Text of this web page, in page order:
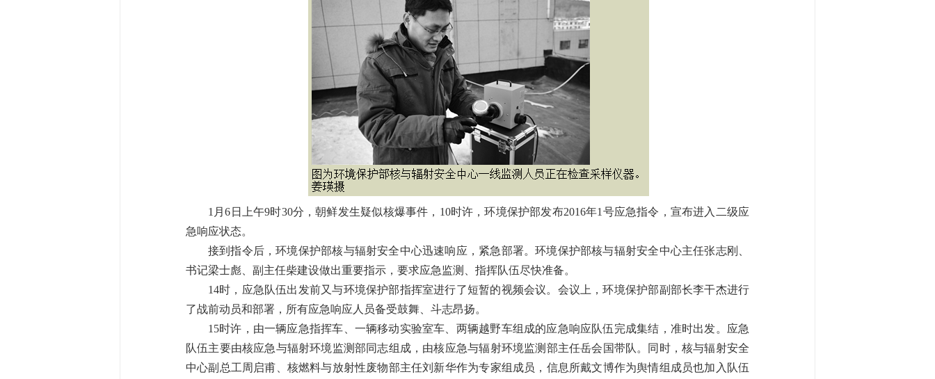
1月6日上午9时30分，朝鲜发生疑似核爆事件，10时许，环境保护部发布2016年1号应急指令，宣布进入二级应
急响应状态。
接到指令后，环境保护部核与辐射安全中心迅速响应，紧急部署。环境保护部核与辐射安全中心主任张志刚、
书记梁士彪、副主任柴建设做出重要指示，要求应急监测、指挥队伍尽快准备。
14时，应急队伍出发前又与环境保护部指挥室进行了短暂的视频会议。会议上，环境保护部副部长李干杰进行
了战前动员和部署，所有应急响应人员备受鼓舞、斗志昂扬。
15时许，由一辆应急指挥车、一辆移动实验室车、两辆越野车组成的应急响应队伍完成集结，准时出发。应急
队伍主要由核应急与辐射环境监测部同志组成，由核应急与辐射环境监测部主任岳会国带队。同时，核与辐射安全
中心副总工周启甫、核燃料与放射性废物部主任刘新华作为专家组成员，信息所戴文博作为舆情组成员也加入队伍